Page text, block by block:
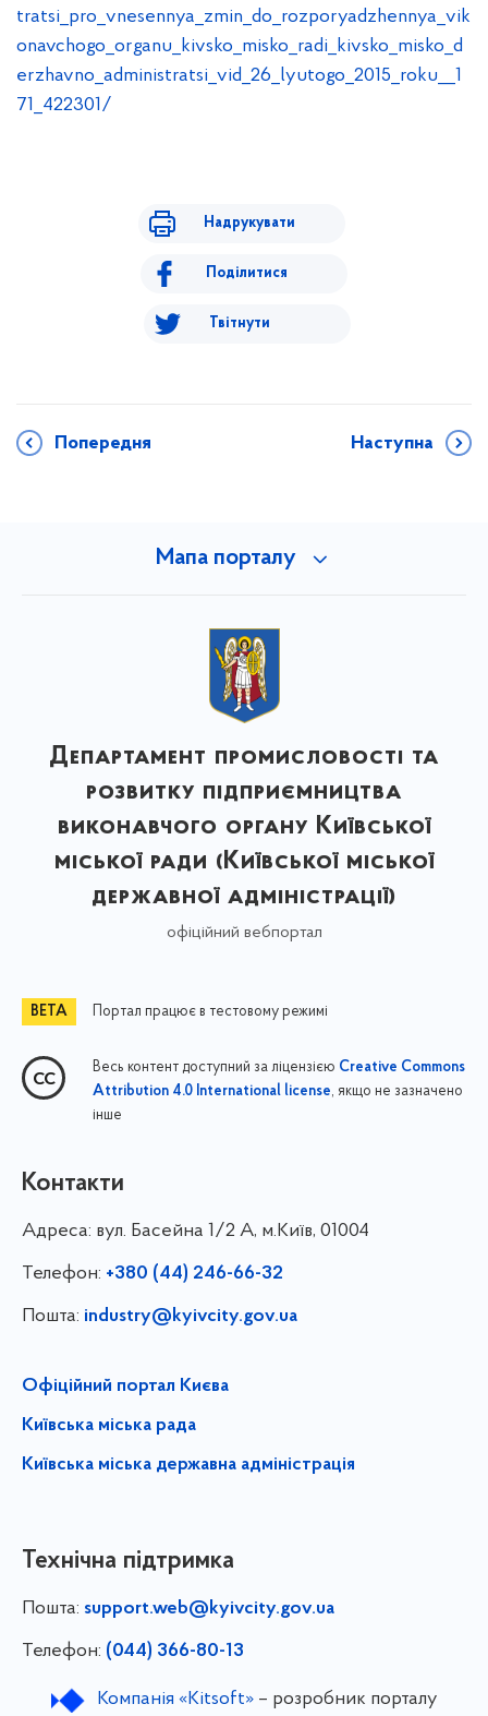
tratsi_pro_vnesennya_zmin_do_rozporyadzhennya_vik
onavchogo_organu_kivsko_misko_radi_kivsko_misko_d
erzhavno_administratsi_vid_26_lyutogo_2015_roku__1
71_422301/
Надрукувати
Поділитися
Твітнути
Попередня Наступна
Мапа порталу
Департамент промисловості та
розвитку підприємництва
виконавчого органу Київської
міської ради (Київської міської
державної адміністрації)
офіційний вебпортал
Портал працює в тестовому режимі
Весь контент доступний за ліцензією Creative Commons
Attribution 4.0 International license, якщо не зазначено
інше
Контакти
Адреса: вул. Басейна 1/⁠2 А, м.Київ, 01004
Телефон: +380 (44) 246-66-32
Пошта: industry@kyivcity.gov.ua
Офіційний портал Києва
Київська міська рада
Київська міська державна адміністрація
Технічна підтримка
Пошта: support.web@kyivcity.gov.ua
Телефон: (044) 366-80-13
Компанія «Kitsoft»– розробник порталу